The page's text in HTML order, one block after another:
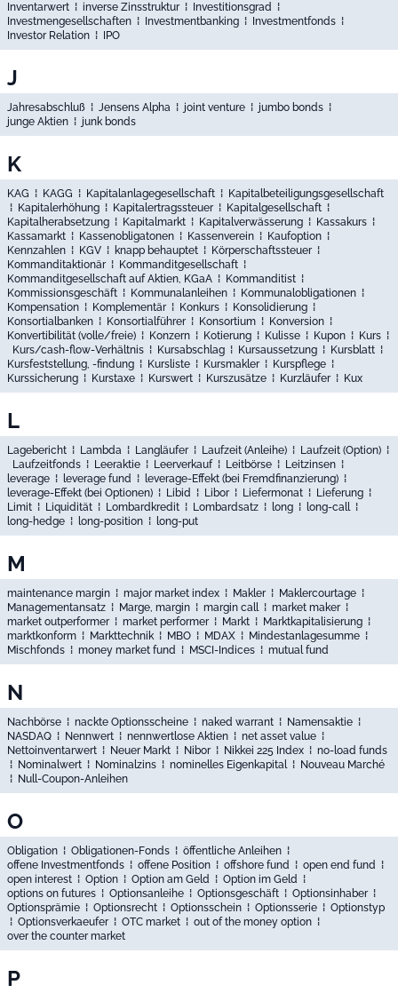
Inventarwert ⁞ inverse Zinsstruktur⁞ Investitionsgrad ⁞
Investmengesellschaften ⁞ Investmentbanking ⁞ Investmentfonds ⁞
Investor Relation ⁞ IPO
J
Jahresabschluß ⁞ Jensens Alpha ⁞ joint venture ⁞ jumbo bonds ⁞
junge Aktien ⁞ junk bonds
K
KAG ⁞ KAGG ⁞ Kapitalanlagegesellschaft ⁞ Kapitalbeteiligungsgesellschaft
⁞ Kapitalerhöhung ⁞ Kapitalertragssteuer⁞ Kapitalgesellschaft ⁞
Kapitalherabsetzung ⁞ Kapitalmarkt ⁞ Kapitalverwässerung ⁞ Kassakurs ⁞
Kassamarkt ⁞ Kassenobligatonen ⁞ Kassenverein ⁞ Kaufoption ⁞
Kennzahlen ⁞ KGV ⁞ knapp behauptet ⁞ Körperschaftssteuer⁞
Kommanditaktionär⁞ Kommanditgesellschaft ⁞
Kommanditgesellschaft auf Aktien, KGaA ⁞ Kommanditist ⁞
Kommissionsgeschäft ⁞ Kommunalanleihen ⁞ Kommunalobligationen ⁞
Kompensation ⁞ Komplementär⁞ Konkurs ⁞ Konsolidierung ⁞
Konsortialbanken ⁞ Konsortialführer⁞ Konsortium ⁞ Konversion ⁞
Konvertibilität (volle/freie) ⁞ Konzern ⁞ Kotierung ⁞ Kulisse ⁞ Kupon ⁞ Kurs ⁞
Kurs/cash-flow-Verhältnis ⁞ Kursabschlag ⁞ Kursaussetzung ⁞ Kursblatt ⁞
Kursfeststellung, -findung ⁞ Kursliste ⁞ Kursmakler⁞ Kurspflege ⁞
Kurssicherung ⁞ Kurstaxe ⁞ Kurswert ⁞ Kurszusätze ⁞ Kurzläufer⁞ Kux
L
Lagebericht ⁞ Lambda ⁞ Langläufer⁞ Laufzeit (Anleihe) ⁞ Laufzeit (Option) ⁞
Laufzeitfonds ⁞ Leeraktie ⁞ Leerverkauf ⁞ Leitbörse ⁞ Leitzinsen ⁞
leverage ⁞ leverage fund ⁞ leverage-Effekt (bei Fremdfinanzierung) ⁞
leverage-Effekt (bei Optionen) ⁞ Libid ⁞ Libor⁞ Liefermonat ⁞ Lieferung ⁞
Limit ⁞ Liquidität ⁞ Lombardkredit ⁞ Lombardsatz ⁞ long ⁞ long-call⁞
long-hedge ⁞ long-position ⁞ long-put
M
maintenance margin ⁞ major market index ⁞ Makler⁞ Maklercourtage ⁞
Managementansatz ⁞ Marge, margin ⁞ margin call⁞ market maker⁞
market outperformer⁞ market performer⁞ Markt ⁞ Marktkapitalisierung ⁞
marktkonform ⁞ Markttechnik⁞ MBO ⁞ MDAX ⁞ Mindestanlagesumme ⁞
Mischfonds ⁞ money market fund ⁞ MSCI-Indices ⁞ mutual fund
N
Nachbörse ⁞ nackte Optionsscheine ⁞ naked warrant ⁞ Namensaktie ⁞
NASDAQ ⁞ Nennwert ⁞ nennwertlose Aktien ⁞ net asset value ⁞
Nettoinventarwert ⁞ Neuer Markt ⁞ Nibor⁞ Nikkei 225 Index ⁞ no-load funds
⁞ Nominalwert ⁞ Nominalzins ⁞ nominelles Eigenkapital⁞ Nouveau Marché
⁞ Null-Coupon-Anleihen
O
Obligation ⁞ Obligationen-Fonds ⁞ öffentliche Anleihen ⁞
offene Investmentfonds ⁞ offene Position ⁞ offshore fund ⁞ open end fund ⁞
open interest ⁞ Option ⁞ Option am Geld ⁞ Option im Geld ⁞
options on futures ⁞ Optionsanleihe ⁞ Optionsgeschäft ⁞ Optionsinhaber⁞
Optionsprämie ⁞ Optionsrecht ⁞ Optionsschein ⁞ Optionsserie ⁞ Optionstyp
⁞ Optionsverkaeufer⁞ OTC market ⁞ out of the money option ⁞
over the counter market
P